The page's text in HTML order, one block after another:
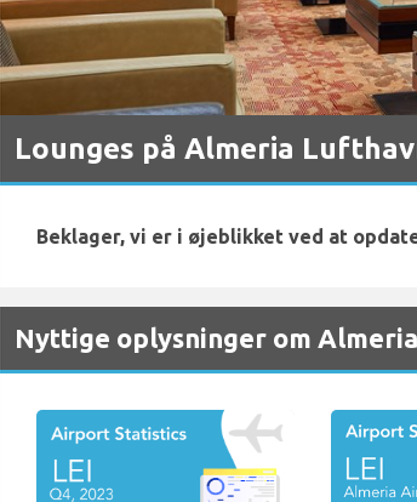
Lounges på Almeria
Beklager, vi er i øjeblikket ved at
Nyttige oplysninger om